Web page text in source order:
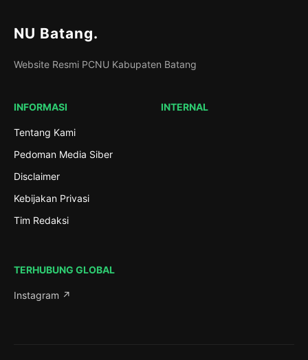
NU Batang.
Website Resmi PCNU Kabupaten Batang
INFORMASI
Tentang Kami
Pedoman Media Siber
Disclaimer
Kebijakan Privasi
Tim Redaksi
INTERNAL
TERHUBUNG GLOBAL
Instagram ↗